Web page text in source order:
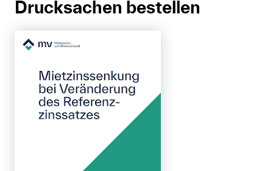
Drucksachen bestellen